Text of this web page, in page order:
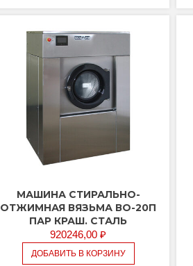
МАШИНА СТИРАЛЬНО-
ОТЖИМНАЯ ВЯЗЬМА ВО-20П
ПАР КРАШ. СТАЛЬ
920246,00₽
ДОБАВИТЬ В КОРЗИНУ